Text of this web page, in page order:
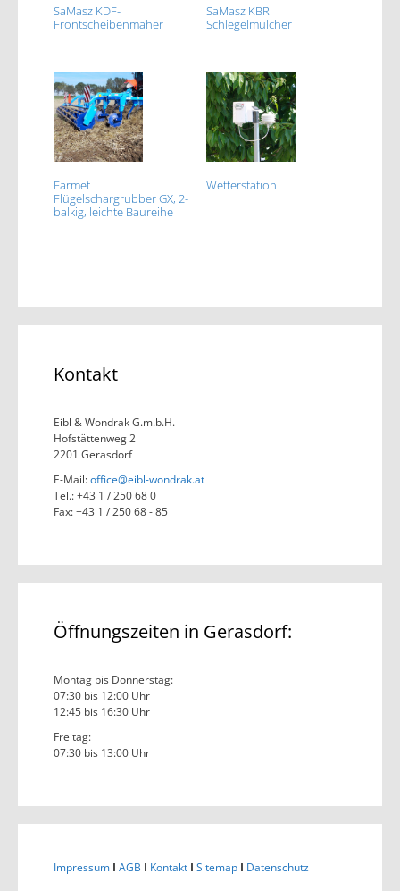
SaMasz KDF-
Frontscheibenmäher
SaMasz KBR
Schlegelmulcher
Farmet
Flügelschargrubber GX, 2-
balkig, leichte Baureihe
Wetterstation
Kontakt
Eibl & Wondrak G.m.b.H.
Hofstättenweg 2
2201 Gerasdorf
E-Mail:office@eibl-wondrak.at
Tel.: +43 1 / 250 68 0
Fax: +43 1 / 250 68 - 85
Öffnungszeiten in Gerasdorf:
Montag bis Donnerstag:
07:30 bis 12:00 Uhr
12:45 bis 16:30 Uhr
Freitag:
07:30 bis 13:00 Uhr
Impressum I AGB I Kontakt I Sitemap I Datenschutz